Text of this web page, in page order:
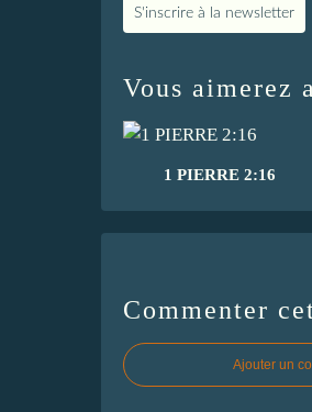
S'inscrire à la newsletter
Vous aimerez
1 PIERRE 2:16
Commenter
Ajouter un